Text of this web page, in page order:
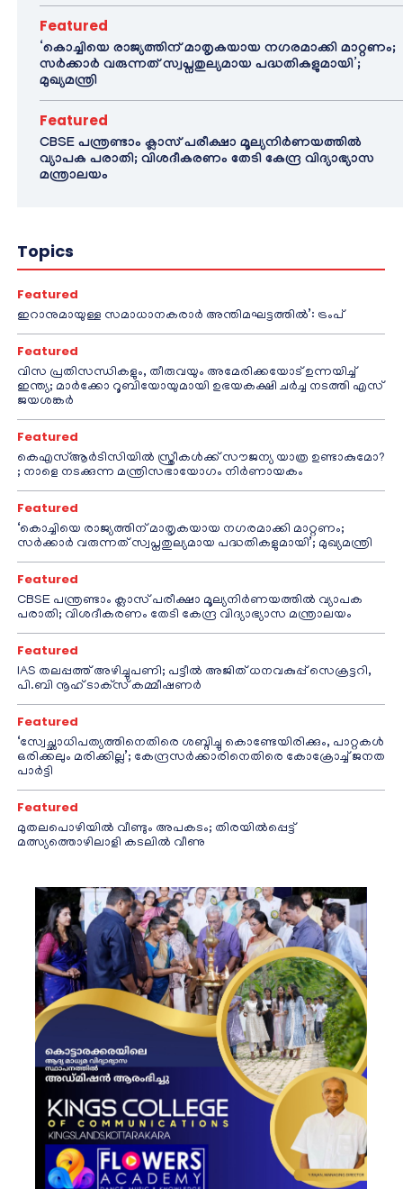
Featured
‘കൊച്ചിയെ രാജ്യത്തിന് മാതൃകയായ നഗരമാക്കി മാറ്റണം;
സർക്കാർ വരുന്നത് സ്വപ്നതുല്യമായ പദ്ധതികളുമായി’;
മുഖ്യമന്ത്രി
Featured
CBSE പന്ത്രണ്ടാം ക്ലാസ് പരീക്ഷാ മൂല്യനിർണയത്തിൽ
വ്യാപക പരാതി; വിശദീകരണം തേടി കേന്ദ്ര വിദ്യാഭ്യാസ
മന്ത്രാലയം
Topics
Featured
ഇറാനുമായുള്ള സമാധാനകരാർ അന്തിമഘട്ടത്തിൽ‌’: ട്രംപ്
Featured
വിസ പ്രതിസന്ധികളും, തീരുവയും അമേരിക്കയോട് ഉന്നയിച്ച്
ഇന്ത്യ; മാർക്കോ റൂബിയോയുമായി ഉഭയകക്ഷി ചർച്ച നടത്തി എസ്
ജയശങ്കർ
Featured
കെഎസ്ആർടിസിയിൽ സ്ത്രീകൾക്ക് സൗജന്യ യാത്ര ഉണ്ടാകുമോ?
; നാളെ നടക്കുന്ന മന്ത്രിസഭായോഗം നിർണായകം
Featured
‘കൊച്ചിയെ രാജ്യത്തിന് മാതൃകയായ നഗരമാക്കി മാറ്റണം;
സർക്കാർ വരുന്നത് സ്വപ്നതുല്യമായ പദ്ധതികളുമായി’; മുഖ്യമന്ത്രി
Featured
CBSE പന്ത്രണ്ടാം ക്ലാസ് പരീക്ഷാ മൂല്യനിർണയത്തിൽ വ്യാപക
പരാതി; വിശദീകരണം തേടി കേന്ദ്ര വിദ്യാഭ്യാസ മന്ത്രാലയം
Featured
IAS തലപ്പത്ത് അഴിച്ചുപണി; പട്ടീല്‍ അജിത് ധനവകുപ്പ് സെക്രട്ടറി,
പി.ബി നൂഹ് ടാക്‌സ് കമ്മീഷണര്‍
Featured
‘സ്വേച്ഛാധിപത്യത്തിനെതിരെ ശബ്ദിച്ചു കൊണ്ടേയിരിക്കും, പാറ്റകൾ
ഒരിക്കലും മരിക്കില്ല’; കേന്ദ്രസർക്കാരിനെതിരെ കോക്രോച്ച് ജനത
പാർട്ടി
Featured
മുതലപൊഴിയിൽ വീണ്ടും അപകടം; തിരയിൽപ്പെട്ട്
മത്സ്യത്തൊഴിലാളി കടലിൽ വീണു